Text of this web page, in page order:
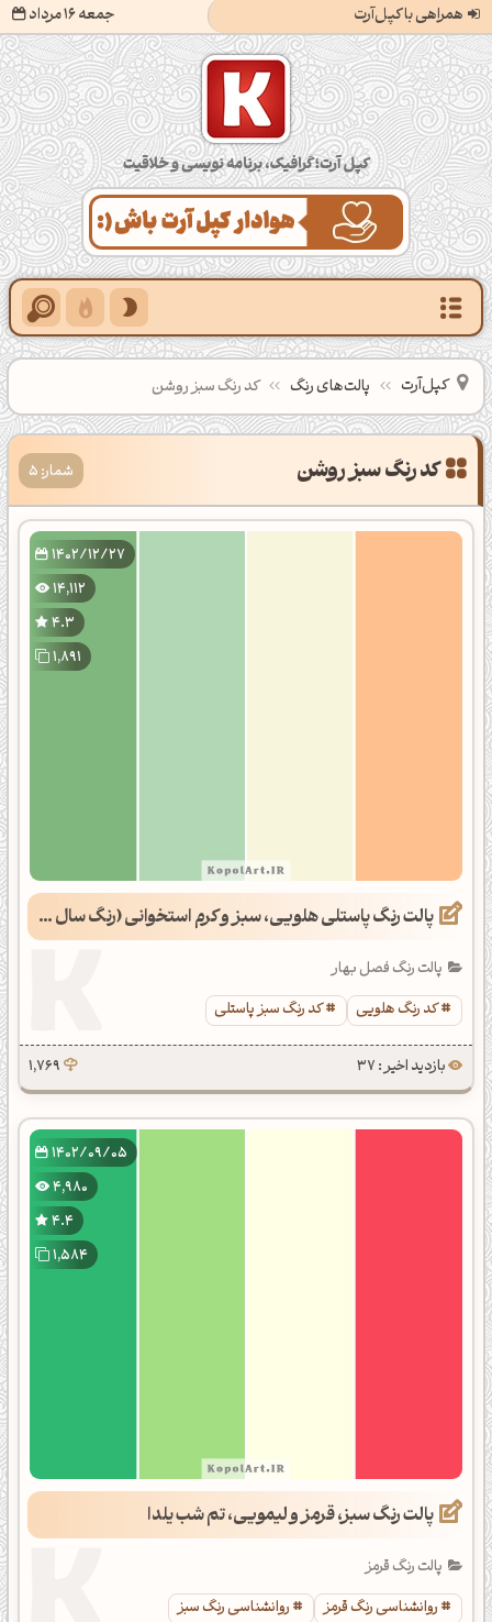
همراهی با کپل‌آرت جمعه 16 مرداد
کپل‌آرت؛ گرافیک، برنامه‌نویسی و خلاقیت
کپل‌آرت پالت‌های رنگ کد رنگ سبز روشن
شمار: 5
1402/12/27
14,112
4.3
1,891
پالت رنگ پاستلی هلویی، سبز و کرم استخوانی (رنگ سال 1403)
پالت رنگ فصل بهار
کد رنگ هلویی
کد رنگ سبز پاستلی
بازدید اخیر : 37 1,769
1402/09/05
4,980
4.4
1,584
پالت رنگ سبز، قرمز و لیمویی، تم شب یلدا
پالت رنگ قرمز
روانشناسی رنگ قرمز
روانشناسی رنگ سبز